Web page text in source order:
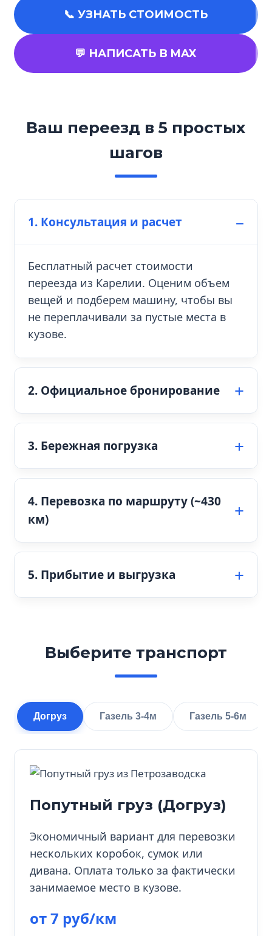
📞 УЗНАТЬ СТОИМОСТЬ
💬 НАПИСАТЬ В MAX
Ваш переезд в 5 простых
шагов
1. Консультация и расчет
Бесплатный расчет стоимости
переезда из Карелии. Оценим объем
вещей и подберем машину, чтобы вы
не переплачивали за пустые места в
кузове.
2. Официальное бронирование
3. Бережная погрузка
4. Перевозка по маршруту (~430
км)
5. Прибытие и выгрузка
Выберите транспорт
Догруз Газель 3-4м Газель 5-6м
Попутный груз (Догруз)
Экономичный вариант для перевозки
нескольких коробок, сумок или
дивана. Оплата только за фактически
занимаемое место в кузове.
от 7 руб/км